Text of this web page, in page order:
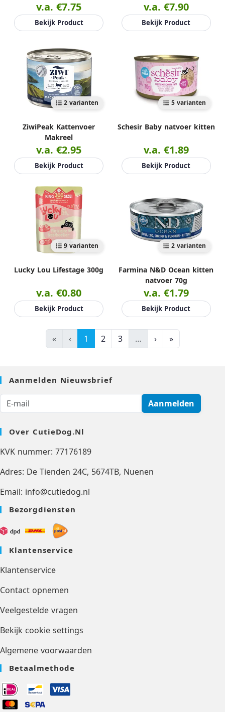
v.a. €7.75
Bekijk Product
v.a. €7.90
Bekijk Product
2 varianten
ZiwiPeak Kattenvoer
Makreel
v.a. €2.95
Bekijk Product
5 varianten
Schesir Baby natvoer kitten
v.a. €1.89
Bekijk Product
9 varianten
Lucky Lou Lifestage 300g
v.a. €0.80
Bekijk Product
2 varianten
Farmina N&D Ocean kitten
natvoer 70g
v.a. €1.79
Bekijk Product
« ‹ 1 2 3 … › »
Aanmelden Nieuwsbrief
Aanmelden
Over CutieDog.nl
KVK nummer: 77176189
Adres: De Tienden 24C, 5674TB, Nuenen
Email: info@cutiedog.nl
Bezorgdiensten
Klantenservice
Klantenservice
Contact opnemen
Veelgestelde vragen
Bekijk cookie settings
Algemene voorwaarden
Betaalmethode